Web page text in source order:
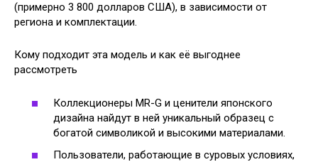
(примерно 3 800 долларов США), в зависимости от
региона и комплектации.
Кому подходит эта модель и как её выгоднее
рассмотреть
Коллекционеры MR-G и ценители японского
дизайна найдут в ней уникальный образец с
богатой символикой и высокими материалами.
Пользователи, работающие в суровых условиях,